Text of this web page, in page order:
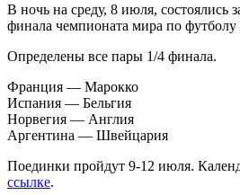
В ночь на среду, 8 июля, состоялись
финала чемпионата мира по футболу
Определены все пары 1/4 финала.
Франция — Марокко
Испания — Бельгия
Норвегия — Англия
Аргентина — Швейцария
Поединки пройдут 9-12 июля.
ссылке.